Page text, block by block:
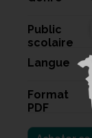
Public
scolaire
Langue
Format
PDF